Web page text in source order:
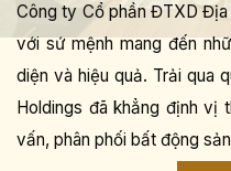
Công ty Cổ phần ĐTXD
với sứ mệnh mang đến
diện và hiệu quả. Trải qua
Holdings đã khẳng định vị
vấn, phân phối bất động